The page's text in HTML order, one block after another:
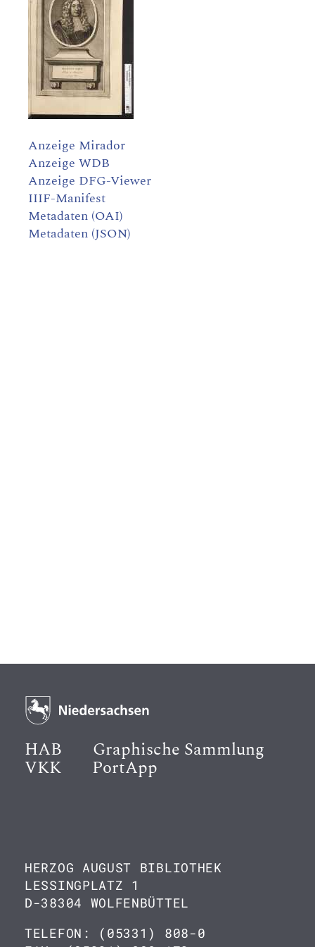
Anzeige Mirador
Anzeige WDB
Anzeige DFG-Viewer
IIIF-Manifest
Metadaten (OAI)
Metadaten (JSON)
HAB Graphische Sammlung
VKK PortApp
HERZOG AUGUST BIBLIOTHEK
LESSINGPLATZ 1
D-38304 WOLFENBÜTTEL
TELEFON: (05331) 808-0